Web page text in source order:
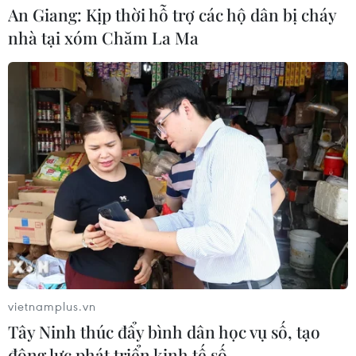
Mở ra giai đoạn triển khai thực chất
quan hệ giữa Việt Nam và Australia
07/08/2026 01:27
Ấn Độ thử thành công tên lửa đạn
đạo Agni-4, tầm bắn 4.000 km
06/08/2026 23:17
Hàn Quốc tái khẳng định mục tiêu
chung sống hòa bình với Triều Tiên
06/08/2026 15:33
An Giang: Kịp thời hỗ trợ các hộ dân bị cháy
nhà tại xóm Chăm La Ma
vietnamplus.vn
Tây Ninh thúc đẩy bình dân học vụ số, tạo